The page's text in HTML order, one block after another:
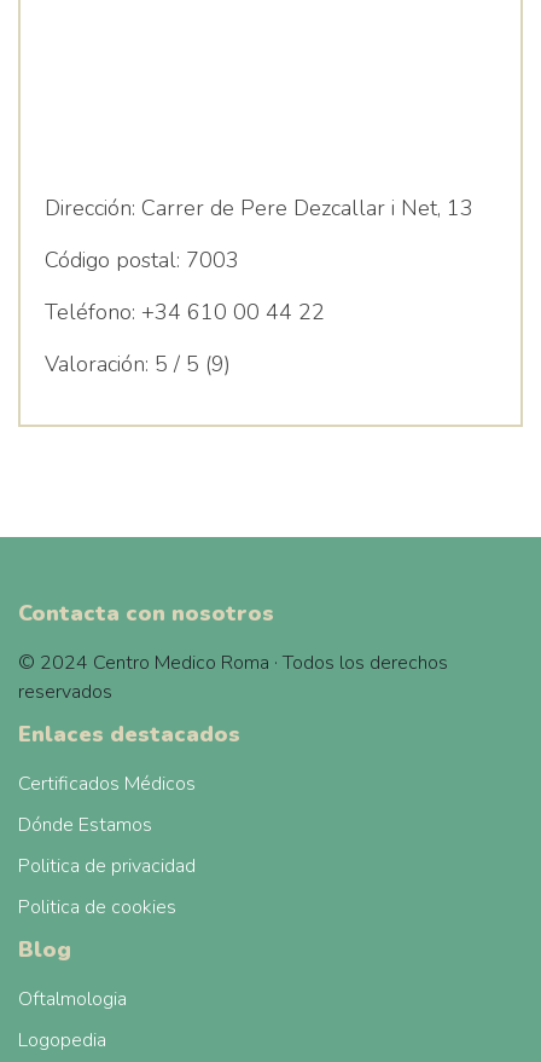
Dirección: Carrer de Pere Dezcallar i Net, 13
Código postal: 7003
Teléfono: +34 610 00 44 22
Valoración: 5 / 5 (9)
Contacta con nosotros
© 2024 Centro Medico Roma · Todos los derechos
reservados
Enlaces destacados
Certificados Médicos
Dónde Estamos
Politica de privacidad
Politica de cookies
Blog
Oftalmologia
Logopedia